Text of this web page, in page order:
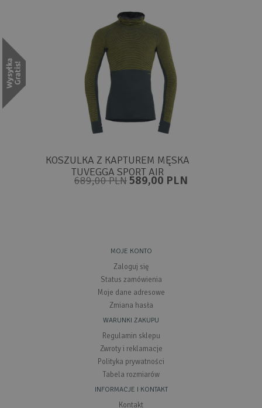
KOSZULKA Z KAPTUREM MĘSKA
TUVEGGA SPORT AIR
689,00 PLN589,00 PLN
MOJE KONTO
Zaloguj się
Status zamówienia
Moje dane adresowe
Zmiana hasła
WARUNKI ZAKUPU
Regulamin sklepu
Zwroty i reklamacje
Polityka prywatności
Tabela rozmiarów
INFORMACJE I KONTAKT
Kontakt